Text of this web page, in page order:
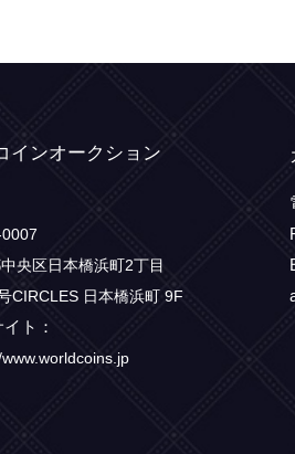
インオークション
0007
央区日本橋浜町2丁目
CIRCLES 日本橋浜町 9F
ト：